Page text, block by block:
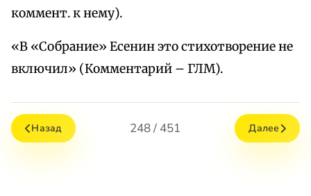
коммент. к нему).
«В «Собрание» Есенин это стихотворение не
включил» (Комментарий – ГЛМ).
Назад 248 / 451 Далее